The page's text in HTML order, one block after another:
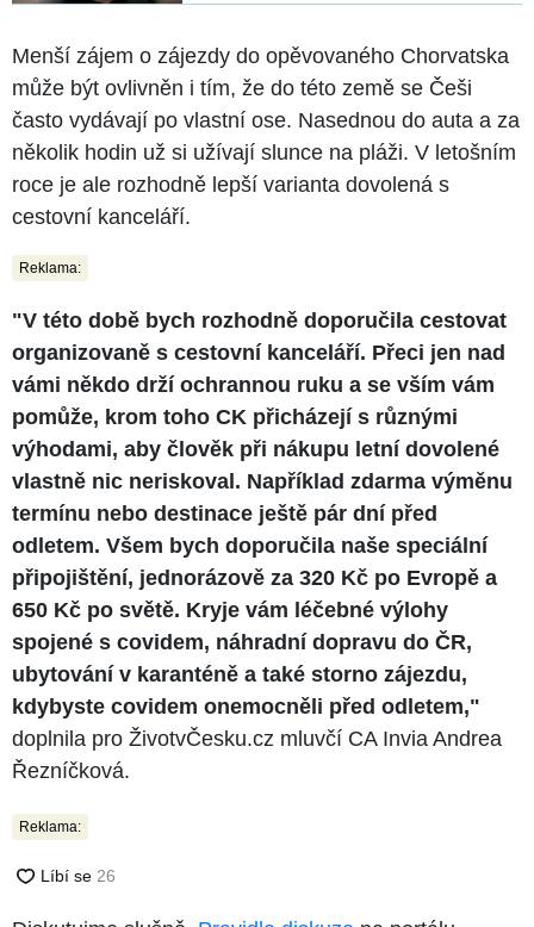
Menší zájem o zájezdy do opěvovaného Chorvatska
může být ovlivněn i tím, že do této země se Češi
často vydávají po vlastní ose. Nasednou do auta a za
několik hodin už si užívají slunce na pláži. V letošním
roce je ale rozhodně lepší varianta dovolená s
cestovní kanceláří.
Reklama:
"V této době bych rozhodně doporučila cestovat
organizovaně s cestovní kanceláří. Přeci jen nad
vámi někdo drží ochrannou ruku a se vším vám
pomůže, krom toho CK přicházejí s různými
výhodami, aby člověk při nákupu letní dovolené
vlastně nic neriskoval. Například zdarma výměnu
termínu nebo destinace ještě pár dní před
odletem. Všem bych doporučila naše speciální
připojištění, jednorázově za 320 Kč po Evropě a
650 Kč po světě. Kryje vám léčebné výlohy
spojené s covidem, náhradní dopravu do ČR,
ubytování v karanténě a také storno zájezdu,
kdybyste covidem onemocněli před odletem,"
doplnila pro ŽivotvČesku.cz mluvčí CA Invia Andrea
Řezníčková.
Reklama: